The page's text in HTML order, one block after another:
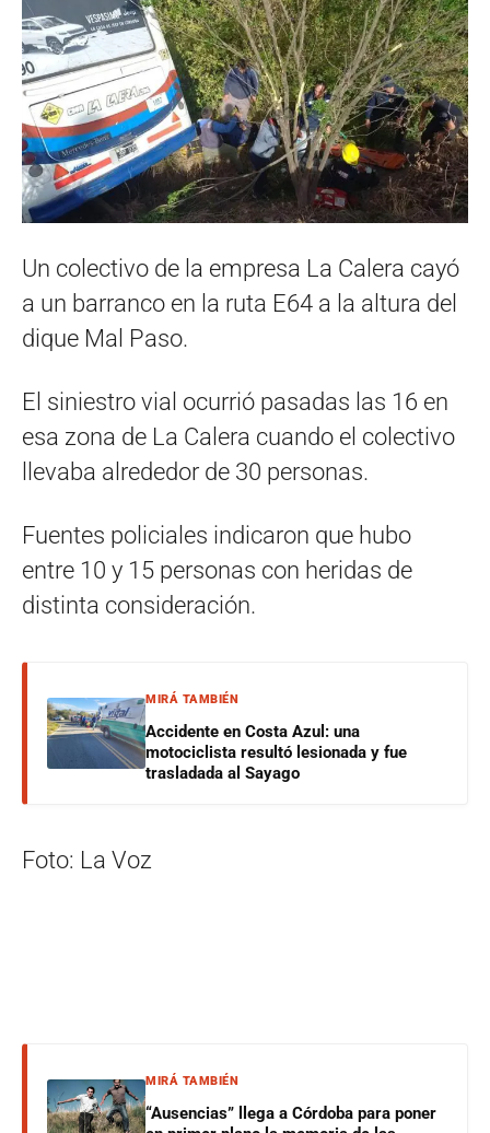
Un colectivo de la empresa La Calera cayó
a un barranco en la ruta E64 a la altura del
dique Mal Paso.
El siniestro vial ocurrió pasadas las 16 en
esa zona de La Calera cuando el colectivo
llevaba alrededor de 30 personas.
Fuentes policiales indicaron que hubo
entre 10 y 15 personas con heridas de
distinta consideración.
MIRÁ TAMBIÉN
Accidente en Costa Azul: una
motociclista resultó lesionada y fue
trasladada al Sayago
Foto: La Voz
MIRÁ TAMBIÉN
“Ausencias” llega a Córdoba para poner